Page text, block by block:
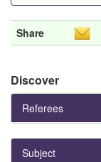
Share
Discover
Referees
Subject